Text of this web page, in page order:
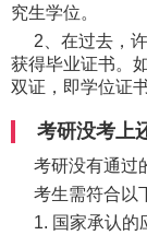
究生学位。
2、在过去，
获得毕业证书。
双证，即学位证
考研没考上
考研没有通过
考生需符合以
1. 国家承认的